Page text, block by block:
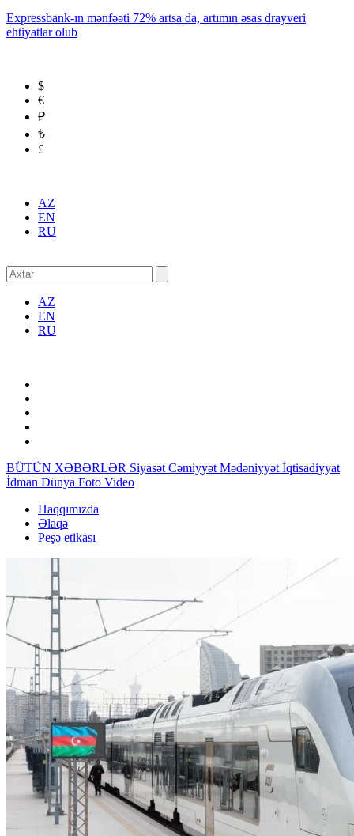
Expressbank-ın mənfəəti 72% artsa da, artımın əsas drayveri
ehtiyatlar olub
$
€
₽
₺
£
AZ
EN
RU
AZ
EN
RU
BÜTÜN XƏBƏRLƏR Siyasət Cəmiyyət Mədəniyyət İqtisadiyyat
İdman Dünya Foto Video
Haqqımızda
Əlaqə
Peşə etikası